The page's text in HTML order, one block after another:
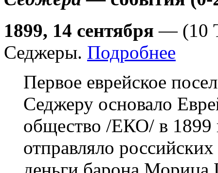
1899, 14 сентября — (10
Седжеры. Подробнее
Первое еврейское
Седжеру основало
общество /ЕКО/ в 1899
отправляло